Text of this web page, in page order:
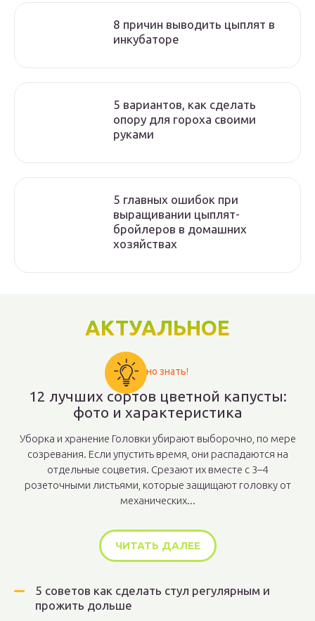
8 причин выводить цыплят в
инкубаторе
5 вариантов, как сделать
опору для гороха своими
руками
5 главных ошибок при
выращивании цыплят-
бройлеров в домашних
хозяйствах
АКТУАЛЬНОЕ
Важно знать!
12 лучших сортов цветной капусты:
фото и характеристика
Уборка и хранение Головки убирают выборочно, по мере
созревания. Если упустить время, они распадаются на
отдельные соцветия. Срезают их вместе с 3–4
розеточными листьями, которые защищают головку от
механических...
ЧИТАТЬ ДАЛЕЕ
5 советов как сделать стул регулярным и
прожить дольше